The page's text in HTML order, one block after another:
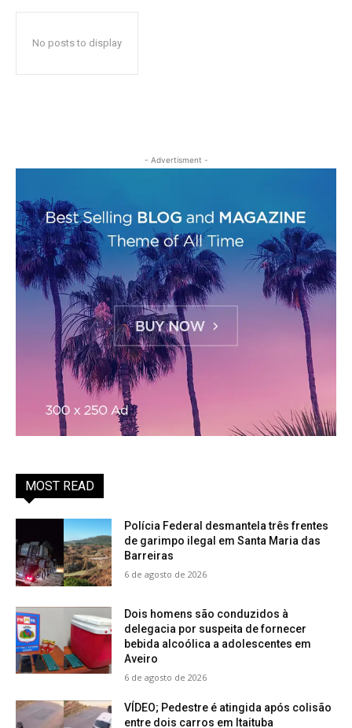
No posts to display
- Advertisment -
MOST READ
Polícia Federal desmantela três frentes
de garimpo ilegal em Santa Maria das
Barreiras
6 de agosto de 2026
Dois homens são conduzidos à
delegacia por suspeita de fornecer
bebida alcoólica a adolescentes em
Aveiro
6 de agosto de 2026
VÍDEO; Pedestre é atingida após colisão
entre dois carros em Itaituba